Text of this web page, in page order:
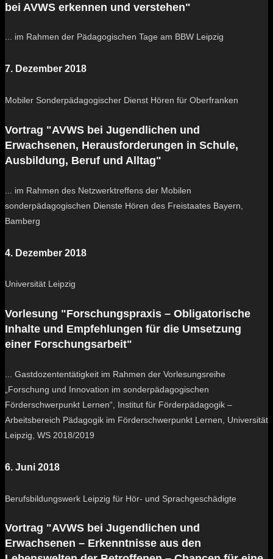
bei AVWS erkennen und verstehen"
... im Rahmen der Pädagogischen Tage am BBW Leipzig
7. Dezember 2018
Mobiler Sonderpädagogischer Dienst Hören für Oberfranken
Vortrag "AVWS bei Jugendlichen und
Erwachsenen, Herausforderungen in Schule,
Ausbildung, Beruf und Alltag"
... im Rahmen des Netzwerktreffens der Mobilen
sonderpädagogischen Dienste Hören des Freistaates Bayern,
Bamberg
4. Dezember 2018
Universität Leipzig
Vorlesung "Forschungspraxis – Obligatorische
Inhalte und Empfehlungen für die Umsetzung
einer Forschungsarbeit"
... Gastdozententätigkeit im Rahmen der Vorlesungsreihe
„Forschung und Innovation im sonderpädagogischen
Förderschwerpunkt Lernen“, Institut für Förderpädagogik –
Arbeitsbereich Pädagogik im Förderschwerpunkt Lernen, Universität
Leipzig, WS 2018/2019
6. Juni 2018
Berufsbildungswerk Leipzig für Hör- und Sprachgeschädigte
Vortrag "AVWS bei Jugendlichen und
Erwachsenen – Erkenntnisse aus den